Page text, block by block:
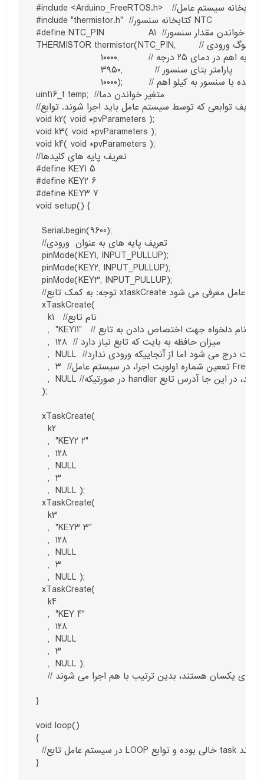
#include <Arduino_FreeRTOS.h>   //اضافه کردن کتابخانه سیستم عامل
#include "thermistor.h"  //کتابخانه سنسور NTC
#define NTC_PIN               A1  //پایه آنالوگ ورودی برای خواندن مقدار سنسور NTC
THERMISTOR thermistor(NTC_PIN,        // پایه آنالوگ ورودی
                      ۱۰۰۰۰,          // مقاومت سنسور به اهم در دمای ۲۵ درجه
                      ۳۹۵۰,           // پارامتر بتای سنسور
                      ۱۰۰۰۰);         // مقدار مقاومت سری شده با سنسور به کیلو اهم
uint16_t temp;  //متغیر خواندن دما
//تعریف توابعی که توسط سیستم عامل باید اجرا شوند. توابع KEY1 الی key4 وظیفه کنترل اجرای روتین وقفه و خواندن دما را بر عهده  دارند. همچنین این توابع ورودی ندارند به همین دلیل در ورودی ازمقدار پیش تعریف شده //استفاده شده است.void k1( void *pvParameters );
void k2( void *pvParameters );
void k3( void *pvParameters );
void k4( void *pvParameters );
//تعریف پایه های کلیدها
#define KEY1 5
#define KEY2 6
#define KEY3 7
void setup() {
  Serial.begin(9600);
  //تعریف پایه های به عنوان  ورودی
  pinMode(KEY1, INPUT_PULLUP);
  pinMode(KEY2, INPUT_PULLUP);
  pinMode(KEY3, INPUT_PULLUP);
  //توجه: به کمک تابع xtaskCreate توابعی که سیستم عامل باید به صورت همزمان اجرا کند، به سیستم عامل معرفی می شود.
  xTaskCreate(
    k1   //نام تابع
    ,  "KEY11"   // یک نام دلخواه جهت اختصاص دادن به تابع
    ,  ۱۲۸  // میزان حافظه به بایت که تابع نیاز دارد
    ,  NULL  //در صورتیکه تابع ورودی داشته باشد در این قسمت درج می شود اما از آنجاییکه ورودی ندارد NULL تعیین می گردد.
    ,  ۳  //تععین شماره اولویت اجرا، در سیستم عامل FreeRTOS توابع یا Task ها از لحاظ اولیت اجرا بین ۰ الی ۳ شماره گذاری می شوند. هرچه عدد بیشتر شود اولویت بالاتر خواهد بود.
    ,  NULL //در صورتیکه handler تعریف شده باشد، در این جا آدرس تابع handler مشخص می شود. تابع handler تابعی خارج از تابع Task بوده که به اجرای آن در مواقع خاص کمک می کند. چون در اینجا این تابع وجود ندارد ورودی NULL می شود.
  );
  xTaskCreate(
    k2
    ,  "KEY2 2"
    ,  ۱۲۸
    ,  NULL
    ,  ۳
    ,  NULL );
  xTaskCreate(
    k3
    ,  "KEY3 3"
    ,  ۱۲۸
    ,  NULL
    ,  ۳
    ,  NULL );
  xTaskCreate(
    k4
    ,  "KEY 4"
    ,  ۱۲۸
    ,  NULL
    ,  ۳
    ,  NULL );
    // هر ۴ تابع دارای اولیت اجرای یکسان هستند، بدین ترتیب با هم اجرا می شوند.
}
void loop()
{
  //در سیستم عامل تابع LOOP خالی بوده و توابع task اجرا می شوند.
}